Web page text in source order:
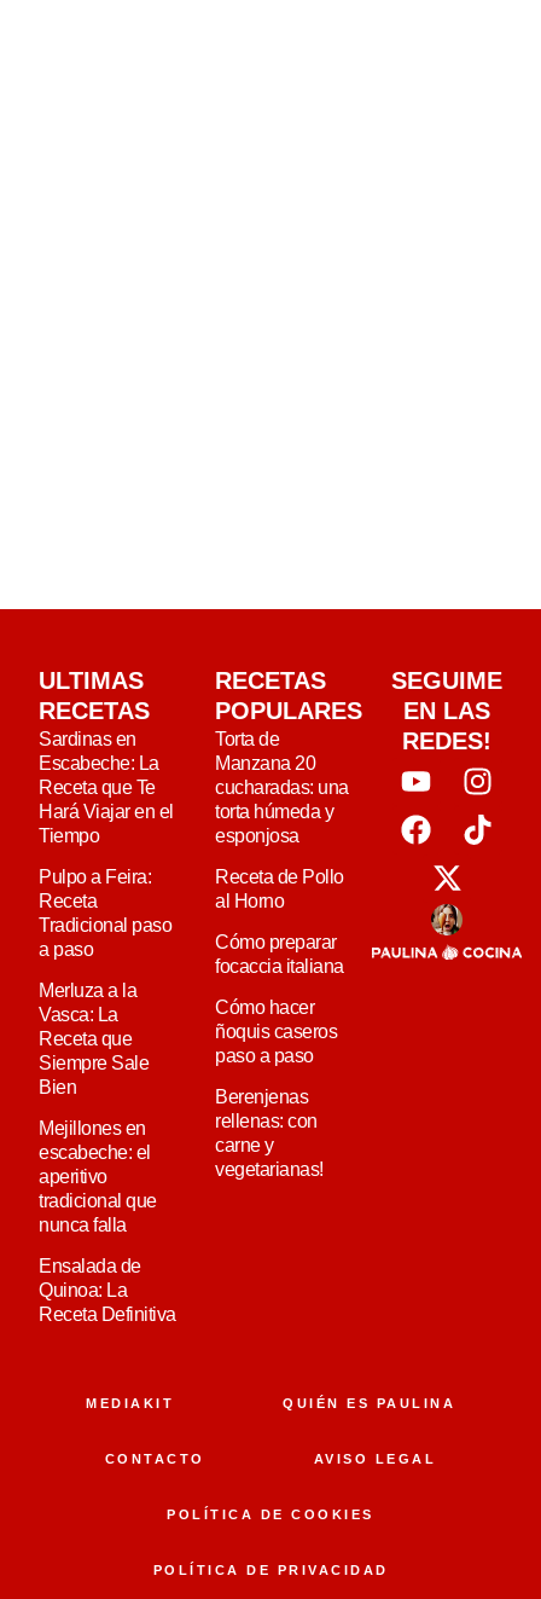
ULTIMAS
RECETAS
Sardinas en
Escabeche: La
Receta que Te
Hará Viajar en el
Tiempo
Pulpo a Feira:
Receta
Tradicional paso
a paso
Merluza a la
Vasca: La
Receta que
Siempre Sale
Bien
Mejillones en
escabeche: el
aperitivo
tradicional que
nunca falla
Ensalada de
Quinoa: La
Receta Definitiva
RECETAS
POPULARES
Torta de
Manzana 20
cucharadas: una
torta húmeda y
esponjosa
Receta de Pollo
al Horno
Cómo preparar
focaccia italiana
Cómo hacer
ñoquis caseros
paso a paso
Berenjenas
rellenas: con
carne y
vegetarianas!
SEGUIME
EN LAS
REDES!
MEDIAKIT QUIÉN ES PAULINA
CONTACTO AVISO LEGAL
POLÍTICA DE COOKIES
POLÍTICA DE PRIVACIDAD